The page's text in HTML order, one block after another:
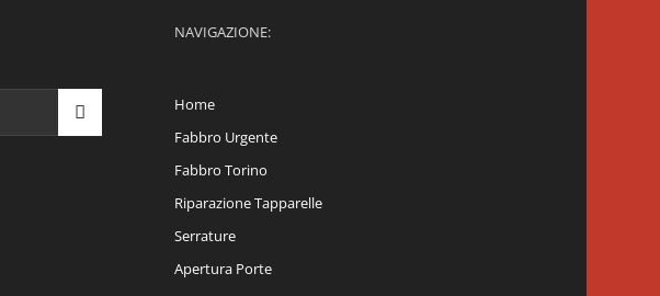
NAVIGAZIONE:
Home
Fabbro Urgente
Fabbro Torino
Riparazione Tapparelle
Serrature
Apertura Porte